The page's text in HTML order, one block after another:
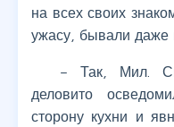
на всех своих
ужасу, бывали даже
– Так, Мил.
деловито
сторону кухни и